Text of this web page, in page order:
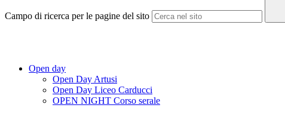
Campo di ricerca per le pagine del sito
Open day
Open Day Artusi
Open Day Liceo Carducci
OPEN NIGHT Corso serale